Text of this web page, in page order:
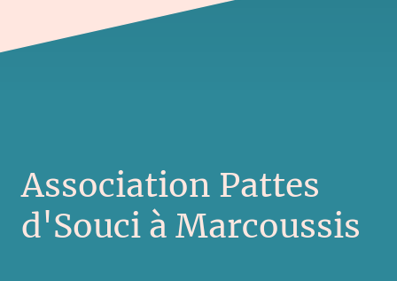
Association Pattes
d'Souci à Marcoussis